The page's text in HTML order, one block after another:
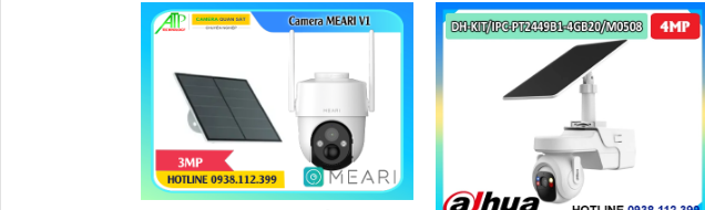
chuẩn nén H
sắc nét cả ngày lẫn đêm